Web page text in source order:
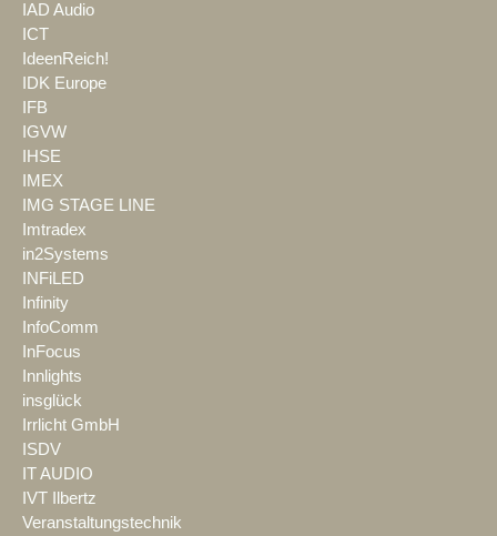
IAD Audio
ICT
IdeenReich!
IDK Europe
IFB
IGVW
IHSE
IMEX
IMG STAGE LINE
Imtradex
in2Systems
INFiLED
Infinity
InfoComm
InFocus
Innlights
insglück
Irrlicht GmbH
ISDV
IT AUDIO
IVT Ilbertz
Veranstaltungstechnik